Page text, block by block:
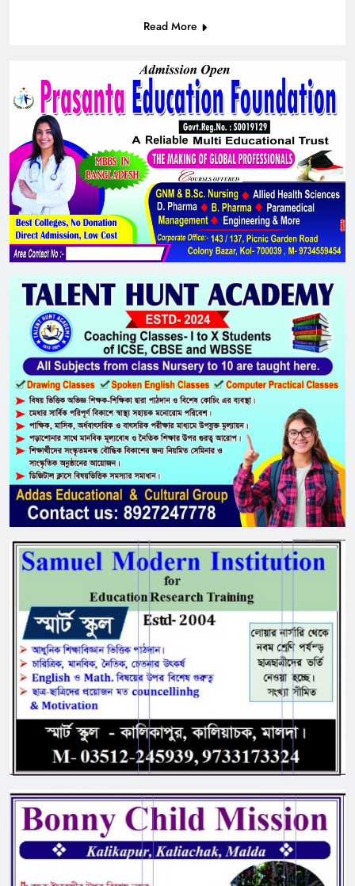
Read More